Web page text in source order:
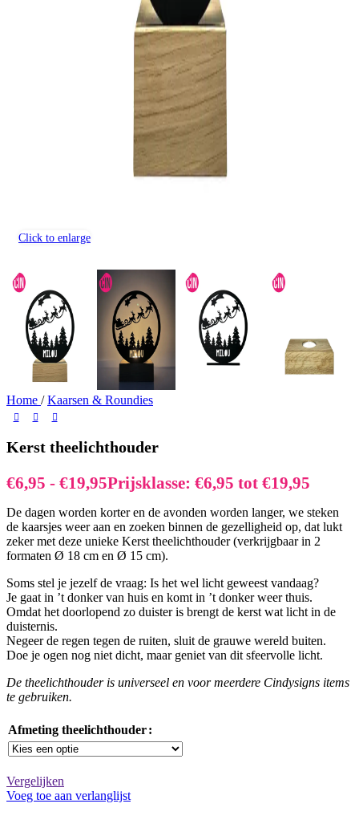
Click to enlarge
Home / Kaarsen & Roundies
Kerst theelichthouder
€6,95 - €19,95Prijsklasse: €6,95 tot €19,95
De dagen worden korter en de avonden worden langer, we steken
de kaarsjes weer aan en zoeken binnen de gezelligheid op, dat lukt
zeker met deze unieke Kerst theelichthouder (verkrijgbaar in 2
formaten Ø 18 cm en Ø 15 cm).
Soms stel je jezelf de vraag: Is het wel licht geweest vandaag?
Je gaat in ’t donker van huis en komt in ’t donker weer thuis.
Omdat het doorlopend zo duister is brengt de kerst wat licht in de
duisternis.
Negeer de regen tegen de ruiten, sluit de grauwe wereld buiten.
Doe je ogen nog niet dicht, maar geniet van dit sfeervolle licht.
De theelichthouder is universeel en voor meerdere Cindysigns items
te gebruiken.
Afmeting theelichthouder
Vergelijken
Voeg toe aan verlanglijst